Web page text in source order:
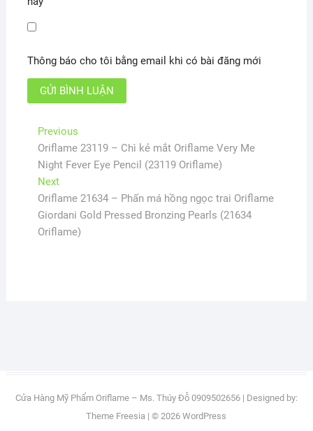
Thông báo cho tôi bằng email khi có bài đăng mới
Điều
hướng
bài
viết
PreviousPrevious
post:
Oriflame 23119 – Chì kẻ mắt Oriflame Very Me
Night Fever Eye Pencil (23119 Oriflame)
NextNext
post:
Oriflame 21634 – Phấn má hồng ngọc trai Oriflame
Giordani Gold Pressed Bronzing Pearls (21634
Oriflame)
Cửa Hàng Mỹ Phẩm Oriflame – Ms. Thúy Đỗ 0909502656| Designed by:
Theme Freesia | © 2026WordPress